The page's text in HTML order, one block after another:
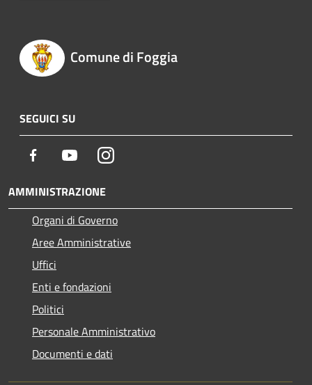
Comune di Foggia
SEGUICI SU
Facebook YoutubeInstagram
AMMINISTRAZIONE
Organi di Governo
Aree Amministrative
Uffici
Enti e fondazioni
Politici
Personale Amministrativo
Documenti e dati